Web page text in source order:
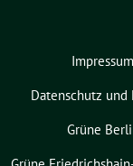
Impressum
Datenschutz und
Grüne